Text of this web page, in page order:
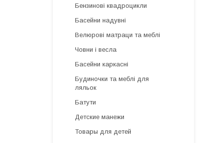
Бензинові квадроцикли
Басейни надувні
Велюрові матраци та меблі
Човни і весла
Басейни каркасні
Будиночки та меблі для
ляльок
Батути
Детские манежи
Товары для детей